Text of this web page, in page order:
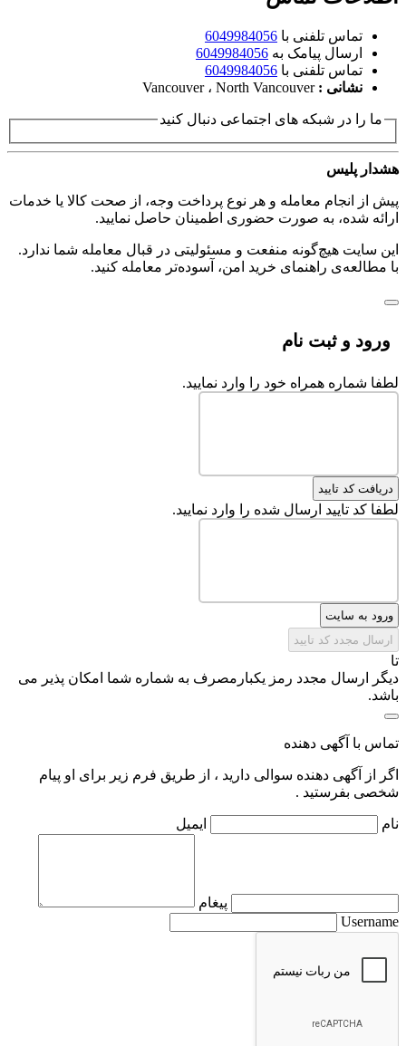
تماس تلفنی با 6049984056
ارسال پیامک به 6049984056
تماس تلفنی با 6049984056
نشانی : Vancouver ، North Vancouver
ما را در شبکه های اجتماعی دنبال کنید
هشدار پلیس
پیش از انجام معامله و هر نوع پرداخت وجه، از صحت کالا یا خدمات
ارائه شده، به صورت حضوری اطمینان حاصل نمایید.
این سایت هیچ‌گونه منفعت و مسئولیتی در قبال معامله شما ندارد.
با مطالعه‌ی راهنمای خرید امن، آسوده‌تر معامله کنید.
ورود و ثبت نام
لطفا شماره همراه خود را وارد نمایید.
دریافت کد تایید
لطفا کد تایید ارسال شده را وارد نمایید.
ورود به سایت
ارسال مجدد کد تایید
تا
دیگر ارسال مجدد رمز یکبارمصرف به شماره شما امکان پذیر می
باشد.
تماس با آگهی دهنده
اگر از آگهی دهنده سوالی دارید ، از طریق فرم زیر برای او پیام
شخصی بفرستید .
نام ایمیل
پیغام
Username